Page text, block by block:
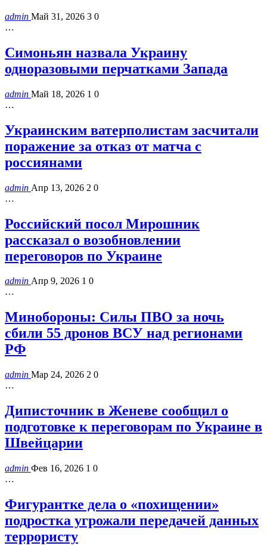
admin Май 31, 2026 3 0
…
Симоньян назвала Украину
одноразовыми перчатками Запада
admin Май 18, 2026 1 0
…
Украинским ватерполистам засчитали
поражение за отказ от матча с
россиянами
admin Апр 13, 2026 2 0
…
Российский посол Мирошник
рассказал о возобновлении
переговоров по Украине
admin Апр 9, 2026 1 0
…
Минобороны: Силы ПВО за ночь
сбили 55 дронов ВСУ над регионами
РФ
admin Мар 24, 2026 2 0
…
Диписточник в Женеве сообщил о
подготовке к переговорам по Украине в
Швейцарии
admin Фев 16, 2026 1 0
…
Фигурантке дела о «похищении»
подростка угрожали передачей данных
террористу